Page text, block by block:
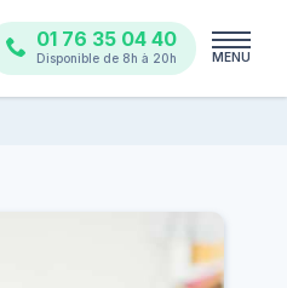
01 76 35 04 40
Disponible de 8h à 20h MENU